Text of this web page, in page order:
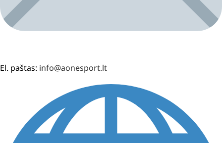
El. paštas: info@aonesport.lt